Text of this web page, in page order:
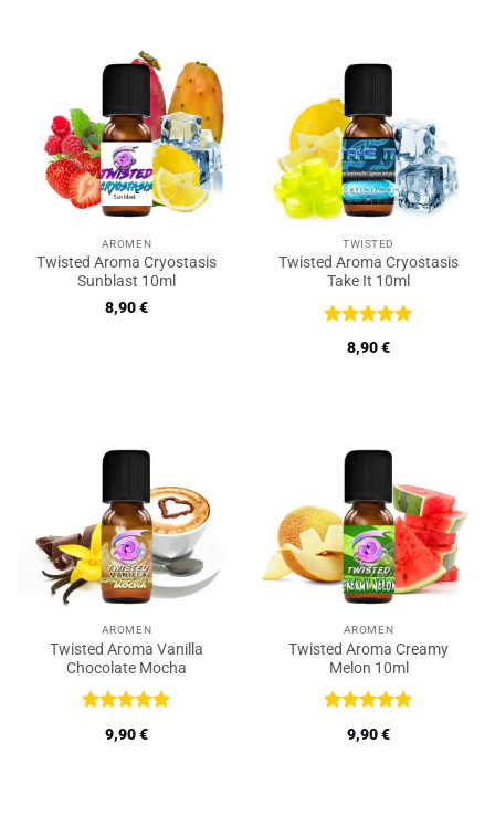
AROMEN
Twisted Aroma Cryostasis
Sunblast 10ml
8,90€
TWISTED
Twisted Aroma Cryostasis
Take It 10ml
Bewertet
mit5von
8,90€
AROMEN
Twisted Aroma Vanilla
Chocolate Mocha
Bewertet
mit5von
9,90€
AROMEN
Twisted Aroma Creamy
Melon 10ml
Bewertet
mit5von
9,90€